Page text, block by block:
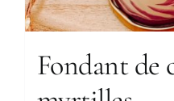
Fondant